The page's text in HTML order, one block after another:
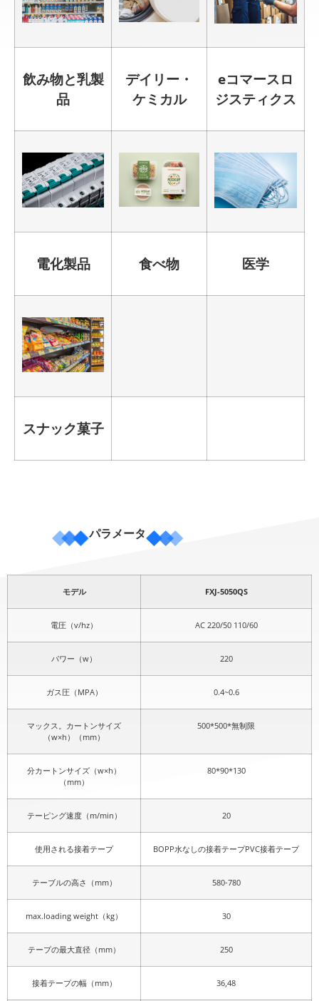
飲み物と乳製
品
デイリー・
ケミカル
eコマースロ
ジスティクス
電化製品 食べ物 医学
スナック菓子
パラメータ
モデル FXJ-5050QS
電圧（v/hz） AC 220/50 110/60
パワー（w） 220
ガス圧（MPA） 0.4~0.6
マックス。カートンサイズ
（w×h）（mm）
500*500*無制限
分カートンサイズ（w×h）
（mm）
80*90*130
テーピング速度（m/min） 20
使用される接着テープ BOPP水なしの接着テープPVC接着テープ
テーブルの高さ（mm） 580-780
max.loading weight（kg） 30
テープの最大直径（mm） 250
接着テープの幅（mm） 36,48